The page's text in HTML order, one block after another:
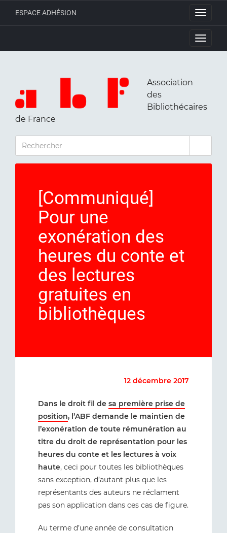
Toggle
ESPACE ADHÉSION
Toggle
Association
des
Bibliothécaires
de France
RECHERCHER
[Communiqué]
Pour une
exonération des
heures du conte et
des lectures
gratuites en
bibliothèques
12 décembre 2017
Dans le droit fil de sa première prise de
position, l’ABF demande le maintien de
l’exonération de toute rémunération au
titre du droit de représentation pour les
heures du conte et les lectures à voix
haute, ceci pour toutes les bibliothèques
sans exception, d’autant plus que les
représentants des auteurs ne réclament
pas son application dans ces cas de figure.
Au terme d’une année de consultation